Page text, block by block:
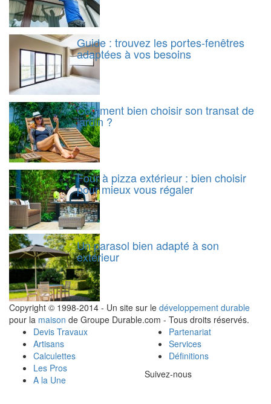
Guide : trouvez les portes-fenêtres
adaptées à vos besoins
Comment bien choisir son transat de
jardin ?
Four à pizza extérieur : bien choisir
pour mieux vous régaler
Un parasol bien adapté à son
extérieur
Copyright © 1998-2014 - Un site sur le développement durable
pour la maison de Groupe Durable.com - Tous droits réservés.
Devis Travaux
Artisans
Calculettes
Les Pros
A la Une
Partenariat
Services
Définitions
Suivez-nous